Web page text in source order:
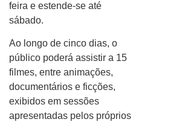
feira e estende-se até
sábado.
Ao longo de cinco dias, o
público poderá assistir a 15
filmes, entre animações,
documentários e ficções,
exibidos em sessões
apresentadas pelos próprios